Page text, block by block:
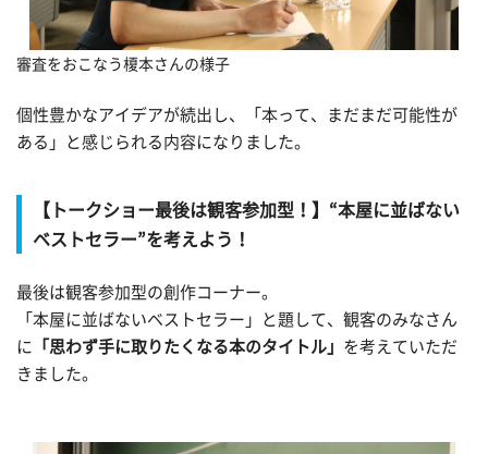
審査をおこなう榎本さんの様子
個性豊かなアイデアが続出し、「本って、まだまだ可能性が
ある」と感じられる内容になりました。
【トークショー最後は観客参加型！】“本屋に並ばない
ベストセラー”を考えよう！
最後は観客参加型の創作コーナー。
「本屋に並ばないベストセラー」と題して、観客のみなさん
に
「思わず手に取りたくなる本のタイトル」 を考えていただ
きました。